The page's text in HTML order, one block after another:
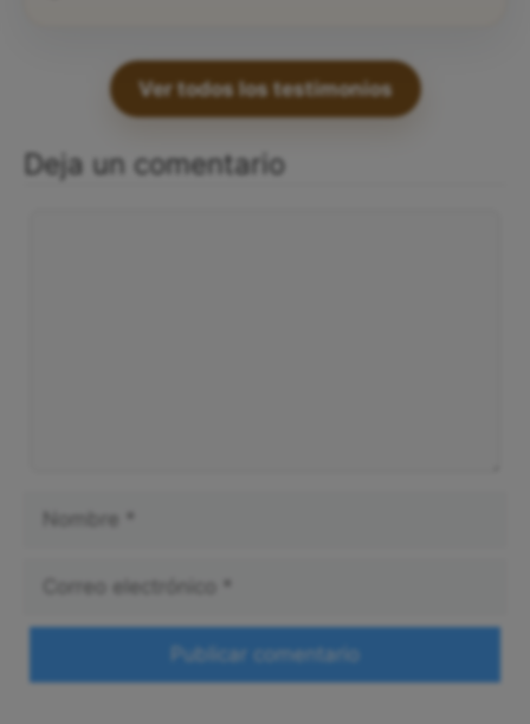
Ver todos los testimonios
Deja un comentario